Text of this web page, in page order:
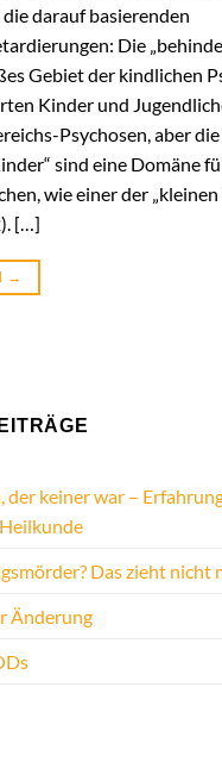
darauf basierenden
Die
Gebiet der kindlichen
Kinder und
Psychosen, aber
sind eine Domäne
wie einer der „kleinen
[…]
→
der keiner war –
Das zieht nicht
Änderung